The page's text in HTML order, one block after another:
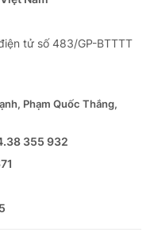
tử số 483/GP-BTTTT
Phạm Quốc Thắng,
355 932